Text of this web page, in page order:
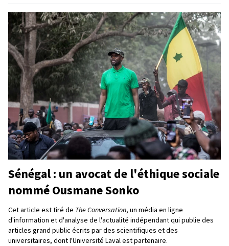
Sénégal : un avocat de l'éthique sociale
nommé Ousmane Sonko
Cet article est tiré de The Conversation, un média en ligne
d'information et d'analyse de l'actualité indépendant qui publie des
articles grand public écrits par des scientifiques et des
universitaires, dont l'Université Laval est partenaire.